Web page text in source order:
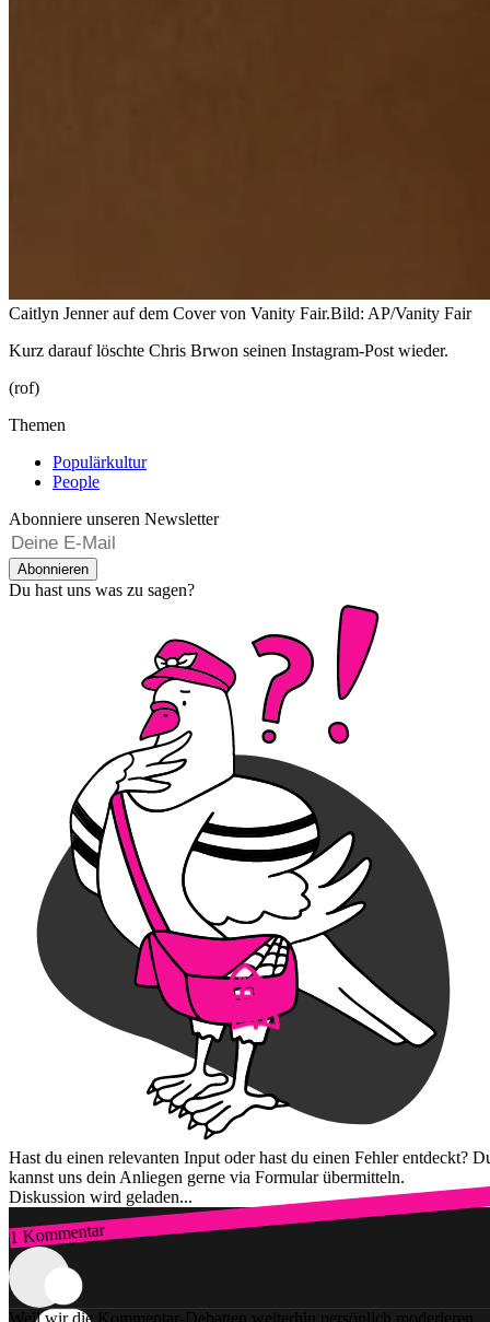
Caitlyn Jenner auf dem Cover von Vanity Fair.Bild: AP/Vanity Fair
Kurz darauf löschte Chris Brwon seinen Instagram-Post wieder.
(rof)
Themen
Populärkultur
People
Abonniere unseren Newsletter
Abonnieren
Du hast uns was zu sagen?
Hast du einen relevanten Input oder hast du einen Fehler entdeckt?
kannst uns dein Anliegen gerne via Formular übermitteln.
Diskussion wird geladen...
1 Kommentar
Zum Login